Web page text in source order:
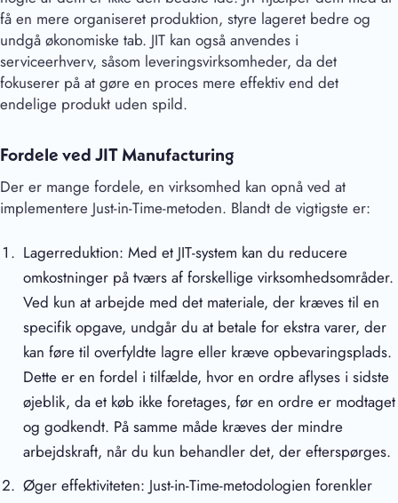
få en mere organiseret produktion, styre lageret bedre og
undgå økonomiske tab. JIT kan også anvendes i
serviceerhverv, såsom leveringsvirksomheder, da det
fokuserer på at gøre en proces mere effektiv end det
endelige produkt uden spild.
Fordele ved JIT Manufacturing
Der er mange fordele, en virksomhed kan opnå ved at
implementere Just-in-Time-metoden. Blandt de vigtigste er:
Lagerreduktion: Med et JIT-system kan du reducere
omkostninger på tværs af forskellige virksomhedsområder.
Ved kun at arbejde med det materiale, der kræves til en
specifik opgave, undgår du at betale for ekstra varer, der
kan føre til overfyldte lagre eller kræve opbevaringsplads.
Dette er en fordel i tilfælde, hvor en ordre aflyses i sidste
øjeblik, da et køb ikke foretages, før en ordre er modtaget
og godkendt. På samme måde kræves der mindre
arbejdskraft, når du kun behandler det, der efterspørges.
Øger effektiviteten: Just-in-Time-metodologien forenkler